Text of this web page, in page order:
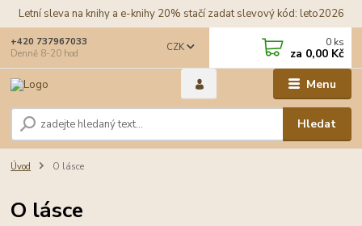
Letní sleva na knihy a e-knihy 20% stačí zadat slevový kód: leto2026
Menu
CZK
Hledat
+420 737967033
Denně 8-20 hod
0 ks
za 0,00 Kč
Úvod O lásce
O lásce